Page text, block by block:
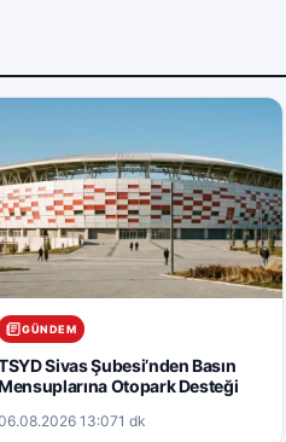
GÜNDEM
Sivas Şubesi’nden Basın
Otopark Desteği
13:071 dk